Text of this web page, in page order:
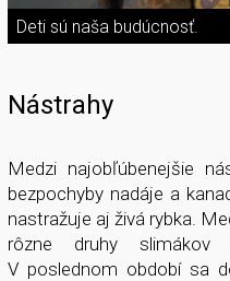
Deti sú naša budúcnosť.
Nástrahy
Medzi najobľúbenejšie
bezpochyby nadáje a
nastražuje aj živá rybka.
rôzne druhy slimákov
V poslednom období sa